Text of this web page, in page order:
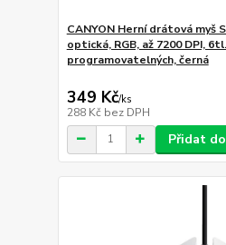
CANYON Herní drátová myš
optická, RGB, až 7200 DPI, 6tl.
programovatelných, černá
349 Kč/ks
288 Kč bez DPH
Přidat